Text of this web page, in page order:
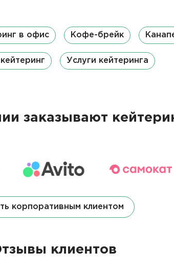
в офис Кофе-брейк
Услуги кейтеринга
заказывают
корпоративным клиентом
клиентов